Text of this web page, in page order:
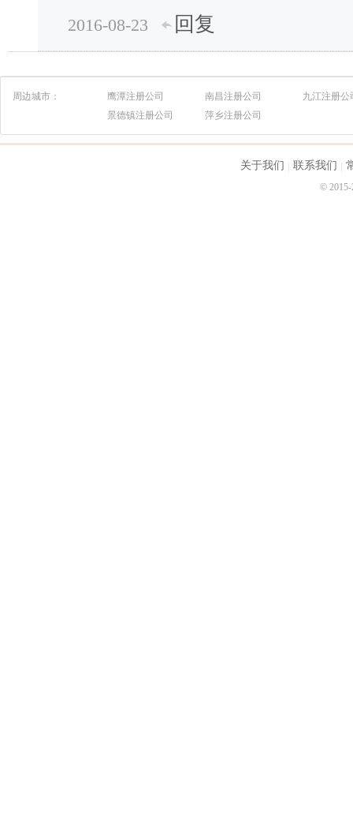
2016-08-23 回复
周边城市： 鹰潭注册公司 南昌注册公司
九江注册公
景德镇注册公司
萍乡注册公司
关于我们 联系我们
© 2015-